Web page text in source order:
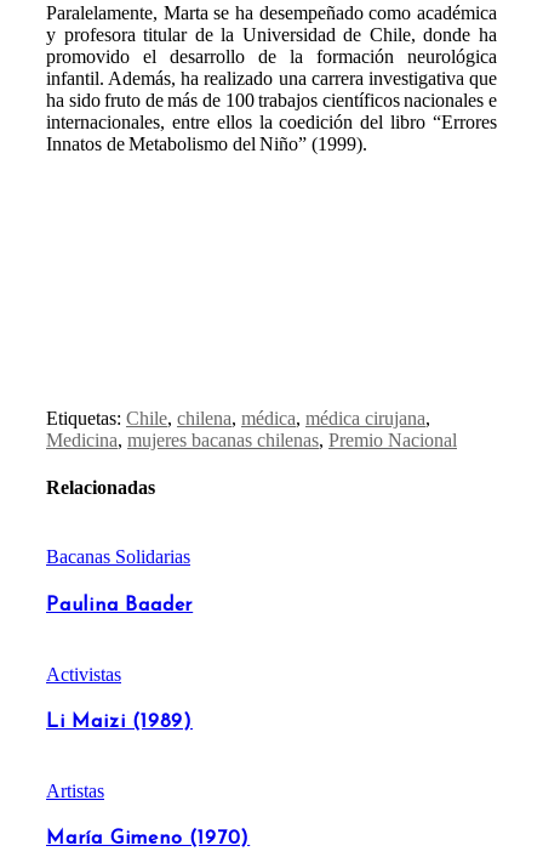
Paralelamente, Marta se ha desempeñado como académica
y profesora titular de la Universidad de Chile, donde ha
promovido el desarrollo de la formación neurológica
infantil. Además, ha realizado una carrera investigativa que
ha sido fruto de más de 100 trabajos científicos nacionales e
internacionales, entre ellos la coedición del libro “Errores
Innatos de Metabolismo del Niño” (1999).
Etiquetas: Chile, chilena, médica, médica cirujana,
Medicina, mujeres bacanas chilenas, Premio Nacional
Relacionadas
Bacanas Solidarias
Paulina Baader
Activistas
Li Maizi (1989)
Artistas
María Gimeno (1970)